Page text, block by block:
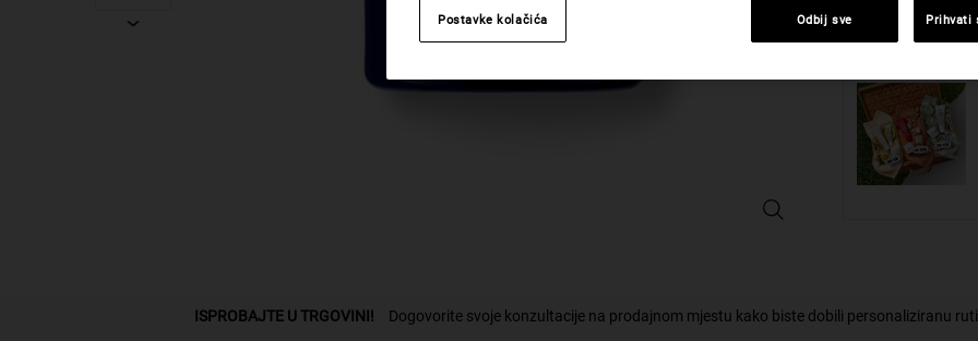
stranicu.
Midnight Recovery Omega Rich
+
ISPROBAJTE U TRGOVINI! Dogovorite svoje konzultacije na prodajnom mjestu kako biste dobili personaliziranu
Odbij sve Prihvati
Postavke kolačića